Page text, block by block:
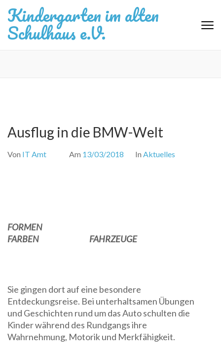
Inhalt
springen
(Eingabetaste
Kindergarten im alten
Schulhaus e.V.
Ausflug in die BMW-Welt
Von IT Amt Am 13/03/2018 In Aktuelles
FORMEN
FARBEN FAHRZEUGE
Sie gingen dort auf eine besondere
Entdeckungsreise. Bei unterhaltsamen Übungen
und Geschichten rund um das Auto schulten die
Kinder während des Rundgangs ihre
Wahrnehmung, Motorik und Merkfähigkeit.